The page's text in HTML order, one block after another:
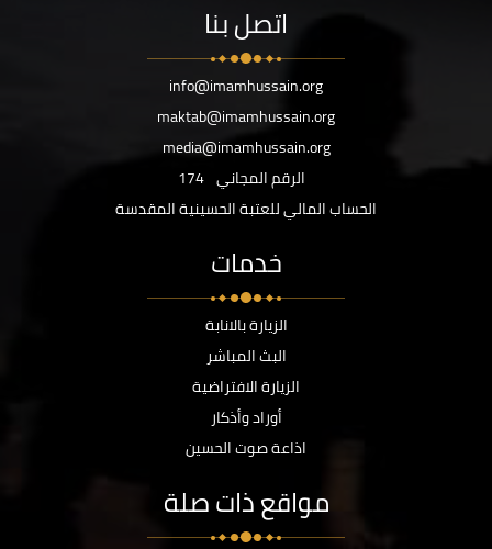
اتصل بنا
info@imamhussain.org
maktab@imamhussain.org
media@imamhussain.org
الرقم المجاني 174
الحساب المالي للعتبة الحسينية المقدسة
خدمات
الزيارة بالانابة
البث المباشر
الزيارة الافتراضية
أوراد وأذكار
اذاعة صوت الحسين
مواقع ذات صلة